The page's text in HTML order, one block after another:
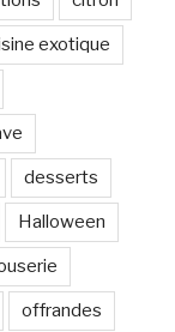
exotique
desserts
Halloween
offrandes